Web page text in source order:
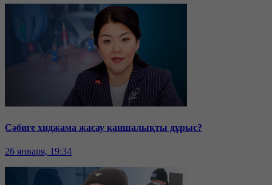
Сәбиге хиджама жасау қаншалықты дұрыс?
26 января, 19:34